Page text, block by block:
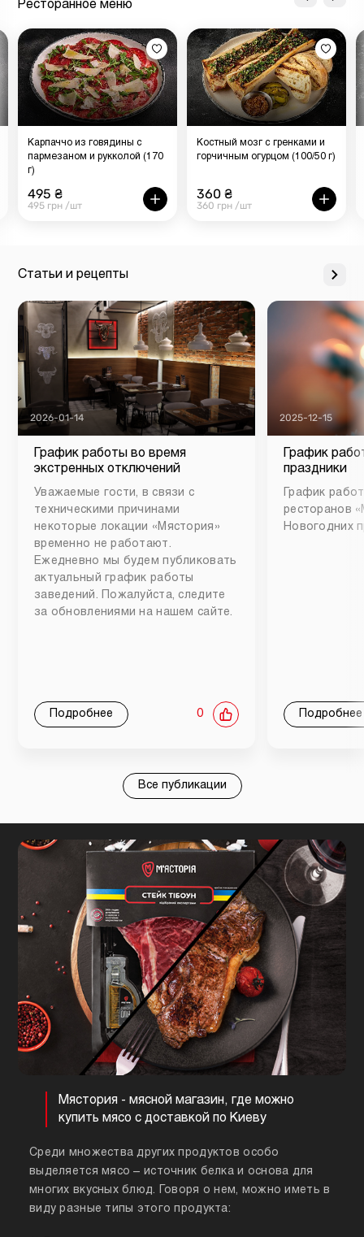
Ресторанное меню
Карпаччо из говядины с
пармезаном и рукколой (170
г)
495 ₴
495 грн /шт
Костный мозг с гренками и
горчичным огурцом (100/50 г)
360 ₴
360 грн /шт
Статьи и рецепты
2026-01-14
График работы во время
экстренных отключений
Уважаемые гости, в связи с
техническими причинами
некоторые локации «Мястория»
временно не работают.
Ежедневно мы будем публиковать
актуальный график работы
заведений. Пожалуйста, следите
за обновлениями на нашем сайте.
Подробнее 0
2025-12-15
График
праздники
График
ресторанов
Новогодних
Подробнее
Все публикации
Мястория - мясной магазин, где можно
купить мясо с доставкой по Киеву
Среди множества других продуктов особо
выделяется мясо – источник белка и основа для
многих вкусных блюд. Говоря о нем, можно иметь в
виду разные типы этого продукта: